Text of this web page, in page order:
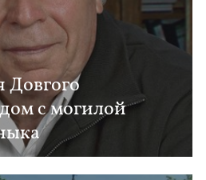
Довгого
с могилой